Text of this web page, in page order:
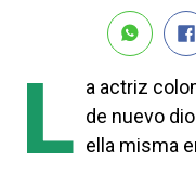
L a actriz
de nuevo
ella misma